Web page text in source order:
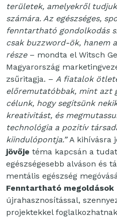
területek, amelyekről
számára. Az egészséges,
fenntartható gondolkodás
csak buzzword-ök, hanem
része– mondta el Witsch
Magyarország
zsűritagja. – A fiatalok
előremutatóbbak, mint azt
célunk, hogy segítsünk
kreativitást, és
technológia a pozitív
kiindulópontja.”A kihívásra
jövője téma kapcsán a
egészségesebb alváson és
mentális egészség
Fenntartható megoldások
újrahasznosítással,
projektekkel